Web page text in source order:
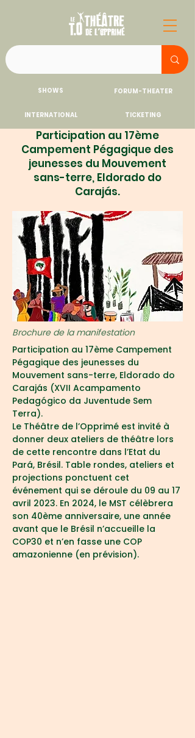
SHOWS FORUM-THEATER
INTERNATIONAL TICKETING
Participation au 17ème
Campement Pégagique des
jeunesses du Mouvement
sans-terre, Eldorado do
Carajás.
Brochure de la manifestation
Participation au 17ème Campement
Pégagique des jeunesses du
Mouvement sans-terre, Eldorado do
Carajás (XVII Acampamento
Pedagógico da Juventude Sem
Terra).
Le Théâtre de l’Opprimé est invité à
donner deux ateliers de théâtre lors
de cette rencontre dans l’Etat du
Pará, Brésil. Table rondes, ateliers et
projections ponctuent cet
événement qui se déroule du 09 au 17
avril 2023. En 2024, le MST célèbrera
son 40ème anniversaire, une année
avant que le Brésil n’accueille la
COP30 et n’en fasse une COP
amazonienne (en prévision).